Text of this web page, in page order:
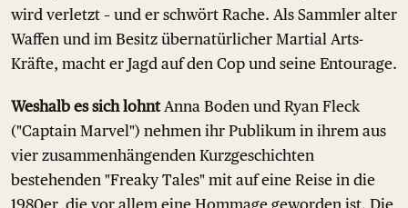
wird verletzt – und er schwört Rache. Als Sammler alter
Waffen und im Besitz übernatürlicher Martial Arts-
Kräfte, macht er Jagd auf den Cop und seine Entourage.
Weshalb es sich lohntAnna Boden und Ryan Fleck
("Captain Marvel") nehmen ihr Publikum in ihrem aus
vier zusammenhängenden Kurzgeschichten
bestehenden "Freaky Tales" mit auf eine Reise in die
1980er, die vor allem eine Hommage geworden ist. Die